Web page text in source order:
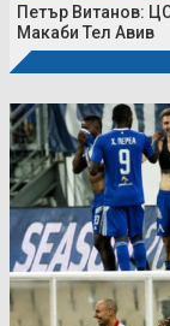
Петър Витанов:
Макаби Тел Авив